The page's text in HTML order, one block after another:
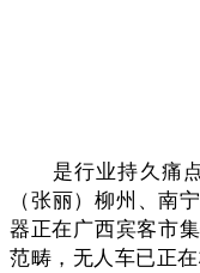
是行业持久痛点
（张丽）柳州、南
器正在广西宾客市
范畴，无人车已正